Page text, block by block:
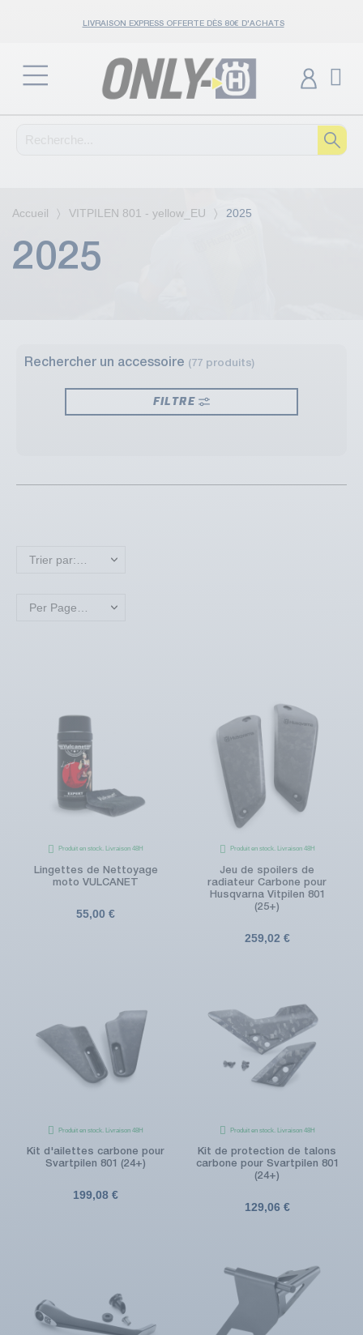
LIVRAISON EXPRESS OFFERTE DÈS 80€ D'ACHATS
Accueil VITPILEN 801 - yellow_EU 2025
2025
Rechercher un accessoire (77 produits)
FILTRE
Produit en stock. Livraison 48H
Lingettes de Nettoyage
moto VULCANET
55,00 €
Produit en stock. Livraison 48H
Jeu de spoilers de
radiateur Carbone pour
Husqvarna Vitpilen 801
(25+)
259,02 €
Produit en stock. Livraison 48H
Kit d'ailettes carbone pour
Svartpilen 801 (24+)
199,08 €
Produit en stock. Livraison 48H
Kit de protection de talons
carbone pour Svartpilen 801
(24+)
129,06 €